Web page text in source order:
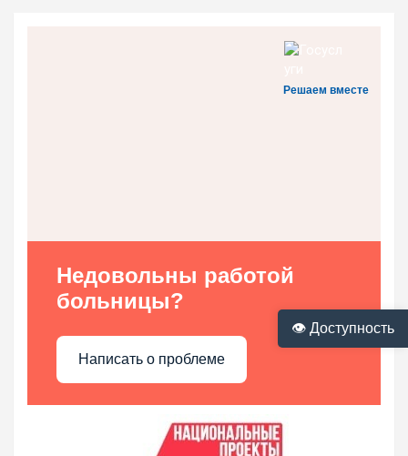
👁 Доступность
Решаем вместе
Недовольны работой
больницы?
Написать о проблеме